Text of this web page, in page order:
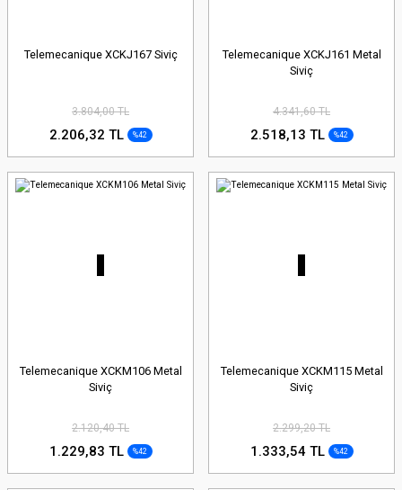
Telemecanique XCKJ167 Siviç
3.804,00 TL
2.206,32 TL %42
Telemecanique XCKJ161 Metal
Siviç
4.341,60 TL
2.518,13 TL %42
Telemecanique XCKM106 Metal
Siviç
2.120,40 TL
1.229,83 TL %42
Telemecanique XCKM115 Metal
Siviç
2.299,20 TL
1.333,54 TL %42